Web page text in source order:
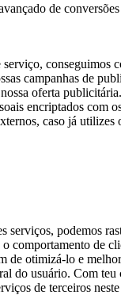
de conversões
serviço, conseguimos
campanhas de
oferta
encriptados com
caso já utilizes
serviços, podemos
comportamento de
de otimizá-lo e
do usuário. Com teu
de terceiros